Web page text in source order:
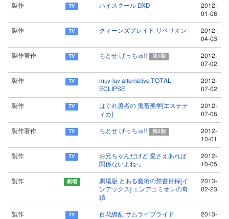
製作 ハイスクール DXD
2012-
01-06
製作 クィーンズブレイド リベリオン
2012-
04-03
製作著作 ちとせ げっちゅ!! 第1期
2012-
07-02
製作
muv-luv alternative TOTAL
ECLIPSE
2012-
07-02
製作
はぐれ勇者の 鬼畜美学[エステテ
ィカ]
2012-
07-06
製作著作 ちとせ げっちゅ!! 第2期
2012-
10-01
製作
お兄ちゃんだけど 愛さえあれば
関係ないよねっ
2012-
10-05
製作
劇場版 とある魔術の禁書目録[イ
ンデックス] エンデュミオンの奇
蹟
2013-
02-23
製作 百花繚乱 サムライブライド
2013-